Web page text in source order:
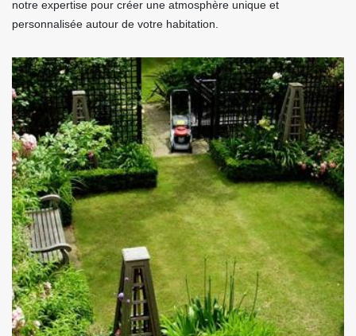
notre expertise pour créer une atmosphère unique et
personnalisée autour de votre habitation.